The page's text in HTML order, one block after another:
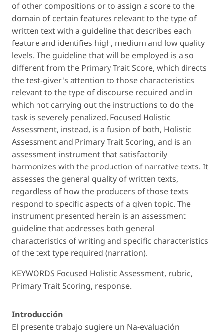
of other compositions or to assign a score to the
domain of certain features relevant to the type of
written text with a guideline that describes each
feature and identifies high, medium and low quality
levels. The guideline that will be employed is also
different from the Primary Trait Score, which directs
the test-giver's attention to those characteristics
relevant to the type of discourse required and in
which not carrying out the instructions to do the
task is severely penalized. Focused Holistic
Assessment, instead, is a fusion of both, Holistic
Assessment and Primary Trait Scoring, and is an
assessment instrument that satisfactorily
harmonizes with the production of narrative texts. It
assesses the general quality of written texts,
regardless of how the producers of those texts
respond to specific aspects of a given topic. The
instrument presented herein is an assessment
guideline that addresses both general
characteristics of writing and specific characteristics
of the text type required (narration).
KEYWORDS Focused Holistic Assessment, rubric,
Primary Trait Scoring, response.
Introducción
El presente trabajo sugiere un Na-evaluación